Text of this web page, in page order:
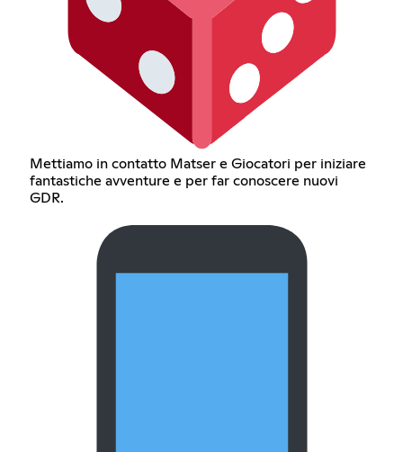
Mettiamo in contatto Matser e Giocatori per iniziare
fantastiche avventure e per far conoscere nuovi
GDR.